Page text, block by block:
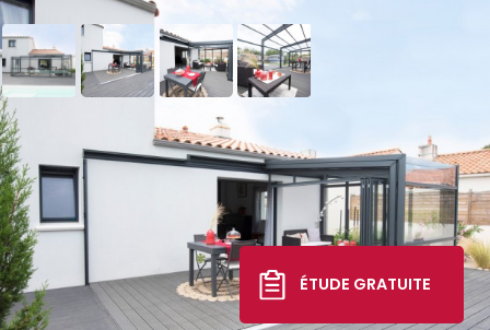
Abri de terrasse Graphik
télescopique
15 720 €*
TTC livré, posé
ÉTUDE GRATUITE